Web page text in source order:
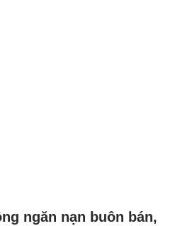
ngăn nạn buôn bán,